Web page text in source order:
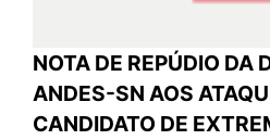
NOTA DE REPÚDIO DA
ANDES-SN AOS
CANDIDATO DE